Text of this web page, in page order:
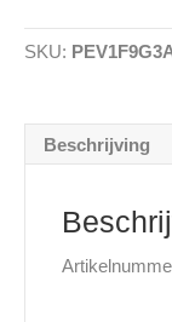
220x330mm
SKU:
Beschrijving